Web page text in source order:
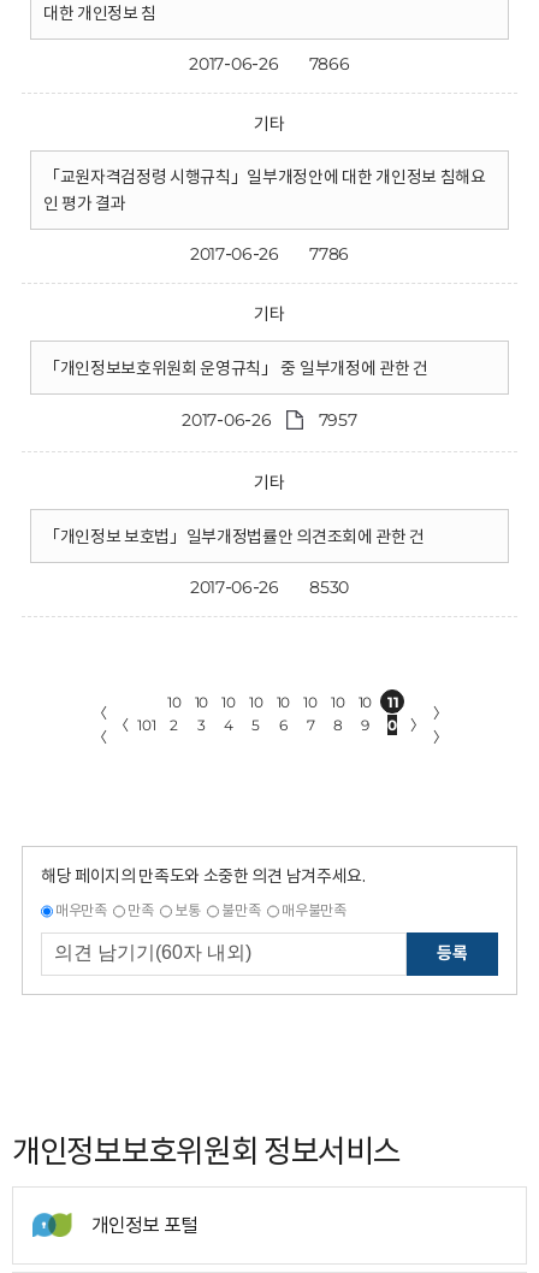
대한 개인정보 침
2017-06-26 7866
기타
「교원자격검정령 시행규칙」일부개정안에 대한 개인정보 침해요
인 평가 결과
2017-06-26 7786
기타
「개인정보보호위원회 운영규칙」 중 일부개정에 관한 건
2017-06-26 7957
기타
「개인정보 보호법」일부개정법률안 의견조회에 관한 건
2017-06-26 8530
〈
〈
〈 101
10
2
10
3
10
4
10
5
10
6
10
7
10
8
10
9
11
0
〉
〉
〉
해당 페이지의 만족도와 소중한 의견 남겨주세요.
매우만족 만족 보통 불만족 매우불만족
등록
개인정보보호위원회 정보서비스
개인정보 포털